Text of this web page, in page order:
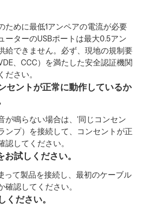
ために最低1アンペアの電流が必要
ーターのUSBポートは最大0.5アン
給できません。必ず、現地の規制要
、CCC）を満たした安全認証機関
ださい。
セントが正常に動作しているか
が鳴らない場合は、'同じコンセン
ンプ）を接続して、コンセントが正
認してください。
お試しください。
って製品を接続し、最初のケーブル
確認してください。
ください。